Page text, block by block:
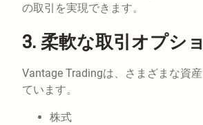
の取引を実現できます。
3. 柔軟な取引オプシ
Vantage Tradingは、さまざまな資
ています。
株式